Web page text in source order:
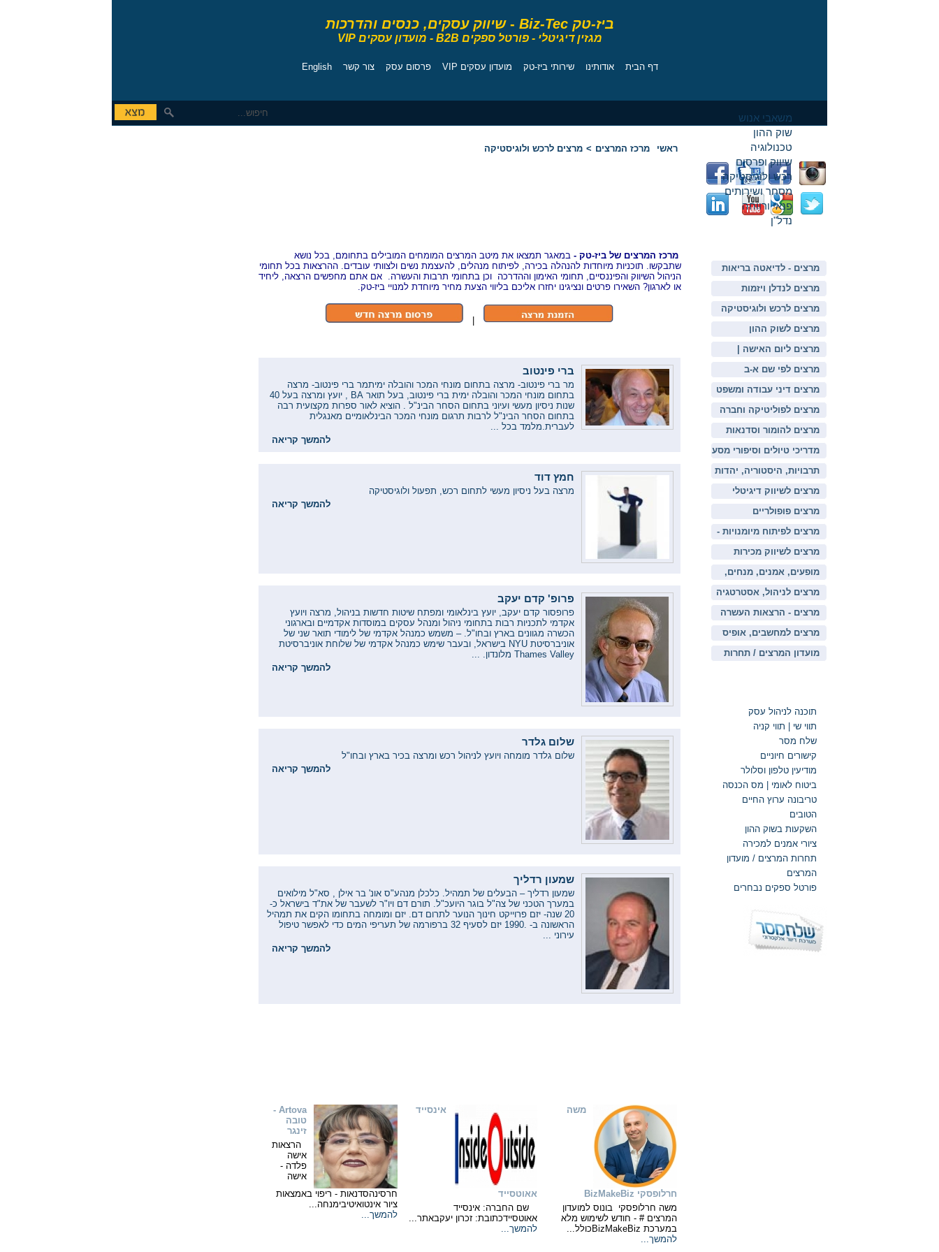
ביז-טק Biz-Tec -שיווק עסקים, כנסים והדרכות
מגזין דיגיטלי - פורטל ספקים B2B - מועדון עסקים VIP
דף הבית אודותינו שירותי ביז-טק מועדון עסקים VIP פרסום עסק צור קשר English
תחרות המרצים
משאבי אנוש
שוק ההון
טכנולוגיה
שיווק ופרסום
רכש ולוגיסטיקה
מסחר ושירותים
פנאי ורווחה
נדל"ן
ראשי מרכז המרצים > מרצים לרכש ולוגיסטיקה
מרכז המרצים של ביז-טק - במאגר תמצאו את מיטב המרצים המומחים המובילים בתחומם, בכל נושא
שתבקשו. תוכניות מיוחדות להנהלה בכירה, לפיתוח מנהלים, להעצמת נשים ולצוותי עובדים. ההרצאות בכל תחומי
הניהול השיווק והפיננסיים, תחומי האימון וההדרכה וכן בתחומי תרבות והעשרה. אם אתם מחפשים הרצאה, ליחיד
או לארגון? השאירו פרטים ונציגינו יחזרו אליכם בליווי הצעת מחיר מיוחדת למנויי ביז-טק.
ברי פינטוב
מר ברי פינטוב- מרצה בתחום מונחי המכר והובלה ימיתמר ברי פינטוב- מרצה
בתחום מונחי המכר והובלה ימית ברי פינטוב, בעל תואר BA , יועץ ומרצה בעל 40
שנות ניסיון מעשי ועיוני בתחום הסחר הבינ"ל . הוציא לאור ספרות מקצועית רבה
בתחום הסחר הבינ"ל לרבות תרגום מונחי המכר הבינלאומיים מאנגלית
לעברית.מלמד בכל ...
להמשך קריאה
חמץ דוד
מרצה בעל ניסיון מעשי לתחום רכש, תפעול ולוגיסטיקה
להמשך קריאה
פרופ' קדם יעקב
פרופסור קדם יעקב, יועץ בינלאומי ומפתח שיטות חדשות בניהול, מרצה ויועץ
אקדמי לתכניות רבות בתחומי ניהול ומנהל עסקים במוסדות אקדמיים ובארגוני
הכשרה מגוונים בארץ ובחו"ל. – משמש כמנהל אקדמי של לימודי תואר שני של
אוניברסיטת NYU בישראל, ובעבר שימש כמנהל אקדמי של שלוחת אוניברסיטת
Thames Valley מלונדון. ...
להמשך קריאה
שלום גלדר
שלום גלדר מומחה ויועץ לניהול רכש ומרצה בכיר בארץ ובחו"ל
להמשך קריאה
שמעון רדליך
שמעון רדליך – הבעלים של תמהיל. כלכלן מנהע"ס אונ' בר אילן , סא"ל מילואים
במערך הטכני של צה"ל בוגר היועכ"ל. תורם דם ויו"ר לשעבר של את"ד בישראל כ-
20 שנה- יזם פרוייקט חינוך הנוער לתרום דם. יזם ומומחה בתחומו הקים את תמהיל
הראשונה ב- .1990 יזם לסעיף 32 ברפורמה של תעריפי המים כדי לאפשר טיפול
עירוני ...
להמשך קריאה
משה
חרלופסקי BizMakeBiz
משה חרלופסקי בונוס למועדון
המרצים # - חודש לשימוש מלא
במערכת BizMakeBizכולל...
להמשך...
אינסייד
אאוטסייד
שם החברה: אינסייד
אאוטסיידכתובת: זכרון יעקבאתר...
להמשך...
Artova -
טובה
זינגר
הרצאות
אישה
פלדה -
אישה
חרסינהסדנאות - ריפוי באמצאות
ציור אינטואיטיבימנחה...
להמשך...
בקרו אותנו ברשתות
מרצים - לדיאטה בריאות
תזונה וספורט
מרצים לנדלן ויזמות
מרצים לרכש ולוגיסטיקה
מרצים לשוק ההון
ופיננסים
מרצים ליום האישה |
העצמת נשים | יחסים
מרצים לפי שם א-ב
מרצים דיני עבודה ומשפט
מרצים לפוליטיקה וחברה
מרצים להומור וסדנאות
מדריכי טיולים וסיפורי מסע
תרבויות, היסטוריה, יהדות
מרצים לשיווק דיגיטלי
מרצים פופולריים
מרצים לפיתוח מיומנויות -
מו"מ, פרזנטציה, יצירתיות
מרצים לשיווק מכירות
מופעים, אמנים, מנחים,
מרכזי תרבות והרצאות
מרצים לניהול, אסטרטגיה
מרצים - הרצאות העשרה
מרצים למחשבים, אופיס
מועדון המרצים / תחרות
תוכנה לניהול עסק
תווי שי | תווי קניה
שלח מסר
קישורים חיוניים
מודיעין טלפון וסלולר
ביטוח לאומי | מס הכנסה
טריבונה ערוץ החיים
הטובים
השקעות בשוק ההון
ציורי אמנים למכירה
תחרות המרצים / מועדון
המרצים
פורטל ספקים נבחרים